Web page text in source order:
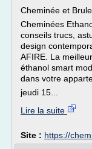
Cheminée et
Cheminées
conseils trucs,
design
AFIRE. La
éthanol smart
dans votre
jeudi 15...
Lire la suite
Site : https://